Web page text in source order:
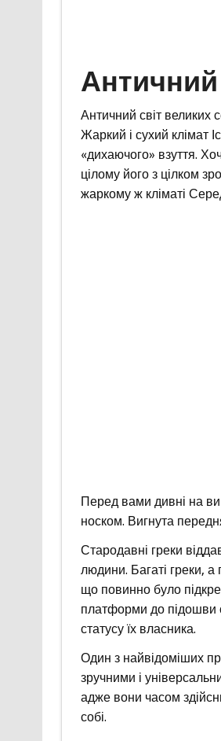
Античний
Античний світ великих
Жаркий і сухий клімат
«дихаючого» взуття.
цілому його з цілком
жаркому ж кліматі
Перед вами дивні на
носком. Вигнута
Стародавні греки
людини. Багаті греки,
що повинно було
платформи до підошви
статусу їх власника.
Один з найвідоміших
зручними і
адже вони часом
собі.